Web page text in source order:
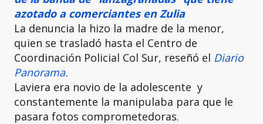
azotado a comerciantes en Zulia
La denuncia la hizo la madre de la menor,
quien se trasladó hasta el Centro de
Coordinación Policial Col Sur, reseñó el Diario
Panorama.
Laviera era novio de la adolescente y
constantemente la manipulaba para que le
pasara fotos comprometedoras.